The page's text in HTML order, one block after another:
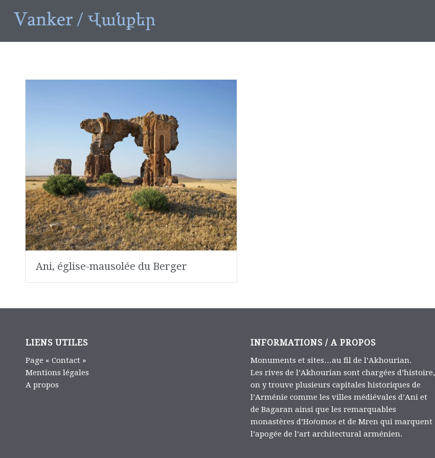
Ani, église-mausolée du Berger
LIENS UTILES
Page « Contact »
Mentions légales
A propos
INFORMATIONS / A PROPOS
Monuments et sites…au fil de l’Akhourian.
Les rives de l’Akhourian sont chargées d’histoire,
on y trouve plusieurs capitales historiques de
l’Arménie comme les villes médiévales d’Ani et
de Bagaran ainsi que les remarquables
monastères d’Hoṙomos et de Mren qui marquent
l’apogée de l’art architectural arménien.